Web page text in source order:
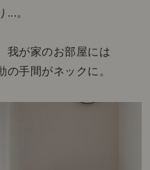
...。
我が家のお部屋には
の手間がネックに。